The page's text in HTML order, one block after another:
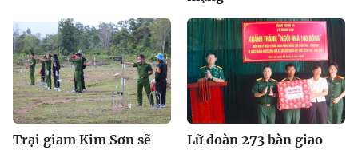
Trại giam Kim Sơn sẽ
Lữ đoàn 273 bàn giao